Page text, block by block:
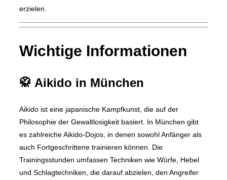
erzielen.
Wichtige Informationen
🥋 Aikido in München
Aikido ist eine japanische Kampfkunst, die auf der
Philosophie der Gewaltlosigkeit basiert. In München gibt
es zahlreiche Aikido-Dojos, in denen sowohl Anfänger als
auch Fortgeschrittene trainieren können. Die
Trainingsstunden umfassen Techniken wie Würfe, Hebel
und Schlagtechniken, die darauf abzielen, den Angreifer